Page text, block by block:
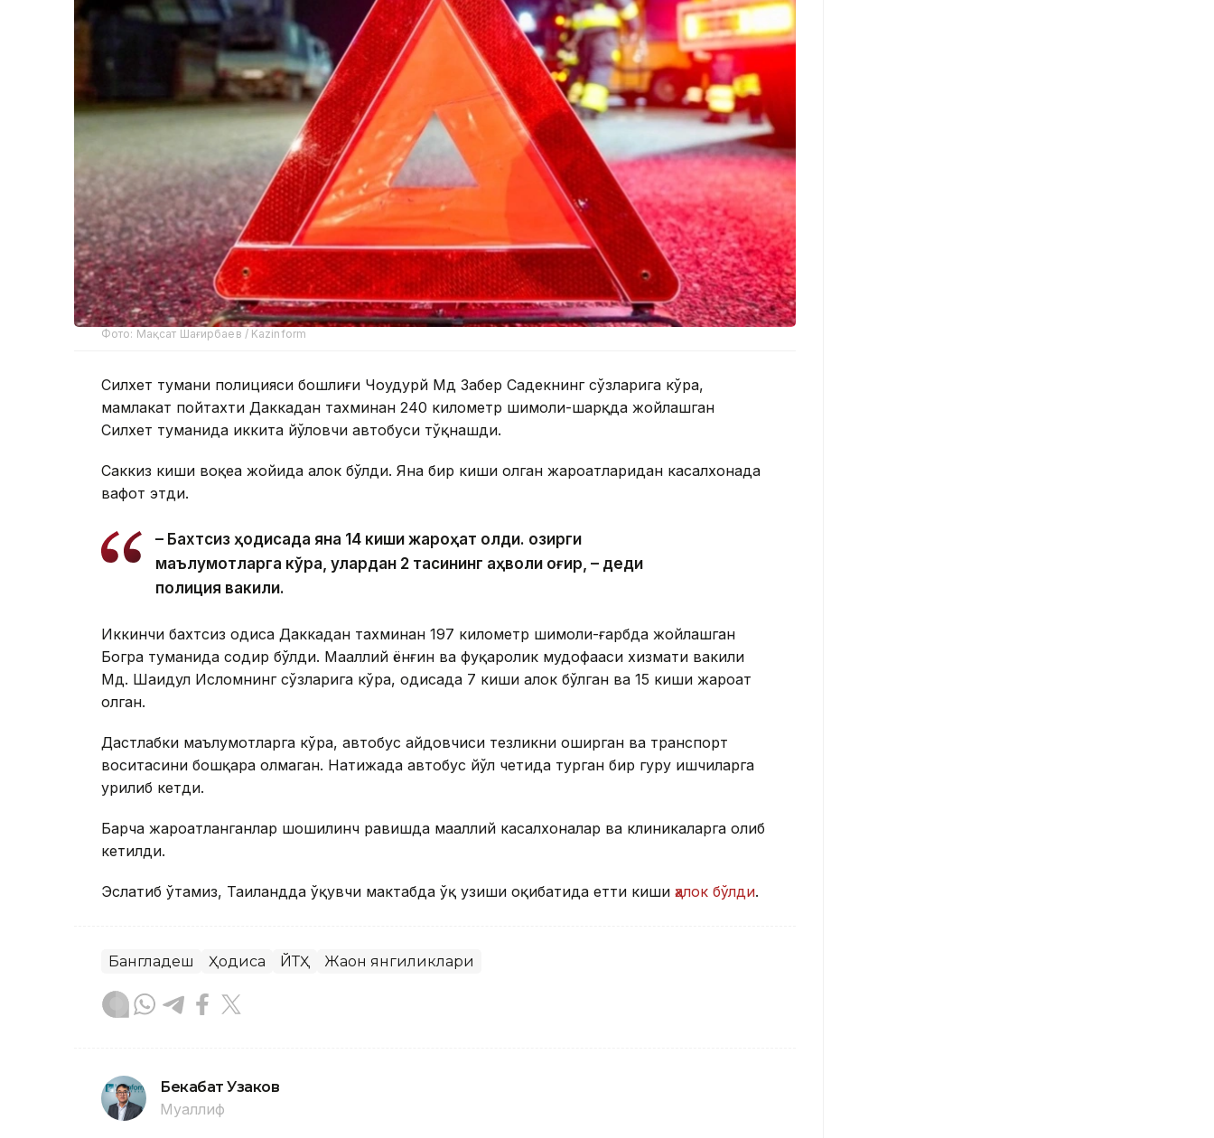
Фото: Мақсат Шағирбаев / Kazinform
Силхет тумани полицияси бошлиғи Чоудҳурй Мд Забер Садекнинг сўзларига кўра,
мамлакат пойтахти Даккадан тахминан 240 километр шимоли-шарқда жойлашган
Силхет туманида иккита йўловчи автобуси тўқнашди.
Саккиз киши воқеа жойида ҳалок бўлди. Яна бир киши олган жароҳатларидан касалхонада
вафот этди.
– Бахтсиз ҳодисада яна 14 киши жароҳат олди. Ҳозирги
маълумотларга кўра, улардан 2 тасининг аҳволи оғир, – деди
полиция вакили.
Иккинчи бахтсиз ҳодиса Даккадан тахминан 197 километр шимоли-ғарбда жойлашган
Богра туманида содир бўлди. Маҳаллий ёнғин ва фуқаролик мудофааси хизмати вакили
Мд. Шаҳидул Исломнинг сўзларига кўра, ҳодисада 7 киши ҳалок бўлган ва 15 киши жароҳат
олган.
Дастлабки маълумотларга кўра, автобус ҳайдовчиси тезликни оширган ва транспорт
воситасини бошқара олмаган. Натижада автобус йўл четида турган бир гуруҳ ишчиларга
урилиб кетди.
Барча жароҳатланганлар шошилинч равишда маҳаллий касалхоналар ва клиникаларга олиб
кетилди.
Эслатиб ўтамиз, Таиландда ўқувчи мактабда ўқ узиши оқибатида етти киши ҳалок бўлди.
Бангладеш Ҳодиса ЙТҲ Жаҳон янгиликлари
Бекабат Узаков
Муаллиф